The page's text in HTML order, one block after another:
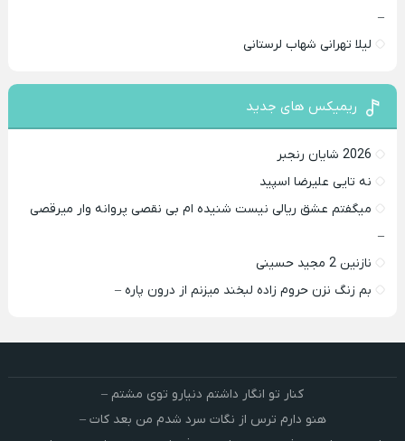
–
لیلا تهرانی شهاب لرستانی
ریمیکس های جدید
2026 شایان رنجبر
نه تایی علیرضا اسپید
میگفتم عشق ریالی نیست شنیده ام بی نقصی پروانه وار میرقصی
–
نازنین 2 مجید حسینی
بم زنگ نزن حروم زاده لبخند میزنم از درون پاره –
کنار تو انگار داشتم دنیارو توی مشتم –
هنو دارم ترس از نگات سرد شدم من بعد کات –